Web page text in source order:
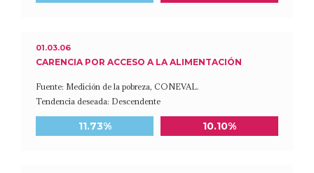
01.03.06
CARENCIA POR ACCESO A LA ALIMENTACIÓN
Fuente: Medición de la pobreza, CONEVAL.
Tendencia deseada: Descendente
11.73% Meta a 2030
10.10%